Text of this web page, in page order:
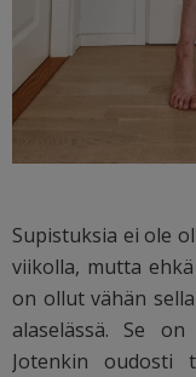
Supistuksia ei ole
viikolla, mutta
on ollut vähän
alaselässä. Se
Jotenkin oudosti